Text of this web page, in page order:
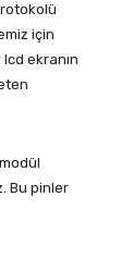
için
ekranın
Bu pinler